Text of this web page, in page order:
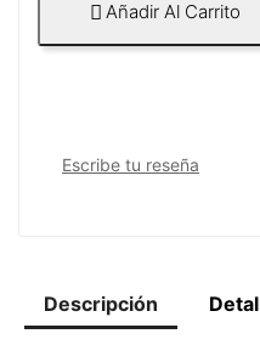
 Añadir Al Carrito
Escribe tu reseña
Descripción